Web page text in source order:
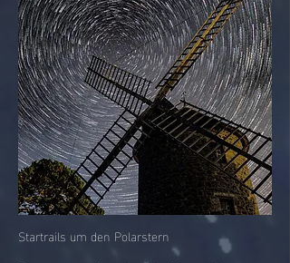
Startrails um den Polarstern